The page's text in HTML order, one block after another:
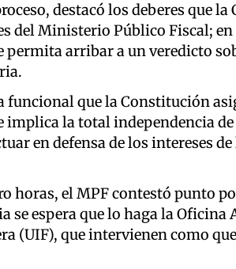
destacó los deberes que
del Ministerio Público Fiscal;
arribar a un veredicto
que la Constitución
implica la total independencia
en defensa de los intereses
horas, el MPF contestó punto
se espera que lo haga la
(UIF), que intervienen como